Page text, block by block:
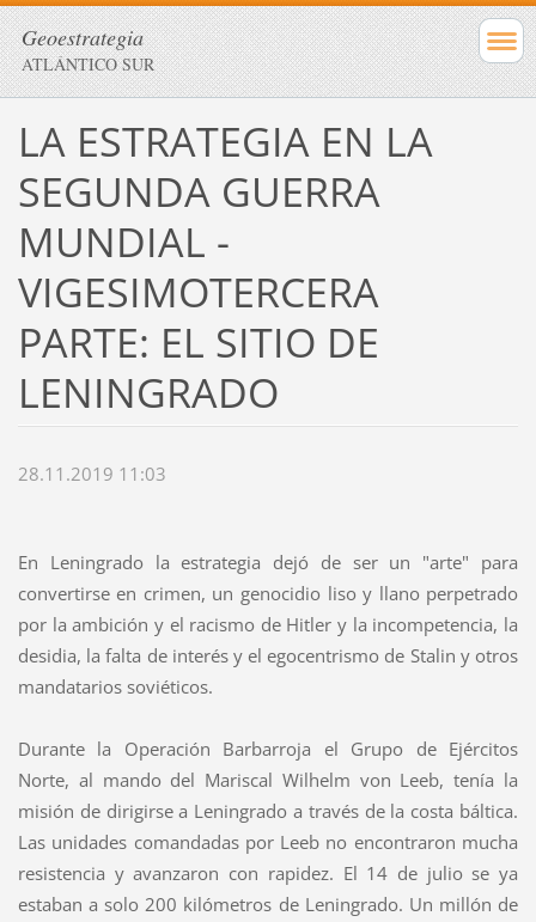
Geoestrategia
ATLÁNTICO SUR
LA ESTRATEGIA EN LA
SEGUNDA GUERRA
MUNDIAL -
VIGESIMOTERCERA
PARTE: EL SITIO DE
LENINGRADO
28.11.2019 11:03
En Leningrado la estrategia dejó de ser un "arte" para
convertirse en crimen, un genocidio liso y llano perpetrado
por la ambición y el racismo de Hitler y la incompetencia, la
desidia, la falta de interés y el egocentrismo de Stalin y otros
mandatarios soviéticos.
Durante la Operación Barbarroja el Grupo de Ejércitos
Norte, al mando del Mariscal Wilhelm von Leeb, tenía la
misión de dirigirse a Leningrado a través de la costa báltica.
Las unidades comandadas por Leeb no encontraron mucha
resistencia y avanzaron con rapidez. El 14 de julio se ya
estaban a solo 200 kilómetros de Leningrado. Un millón de